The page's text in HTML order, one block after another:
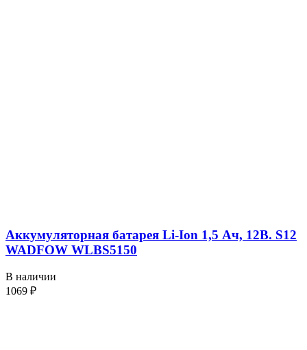
Аккумуляторная батарея Li-Ion 1,5 Ач, 12В. S12
WADFOW WLBS5150
В наличии
1069 ₽